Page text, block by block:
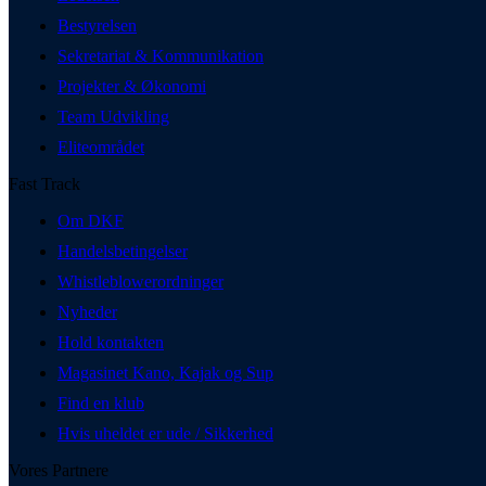
Bestyrelsen
Sekretariat & Kommunikation
Projekter & Økonomi
Team Udvikling
Eliteområdet
Fast Track
Om DKF
Handelsbetingelser
Whistleblowerordninger
Nyheder
Hold kontakten
Magasinet Kano, Kajak og Sup
Find en klub
Hvis uheldet er ude / Sikkerhed
Vores Partnere